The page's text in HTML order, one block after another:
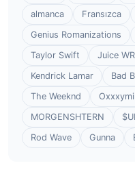
almanca
Fransızca
Genius Romanizations
Taylor Swift
Juice
Kendrick Lamar
Bad
The Weeknd
MORGENSHTERN
Rod Wave
Gunna